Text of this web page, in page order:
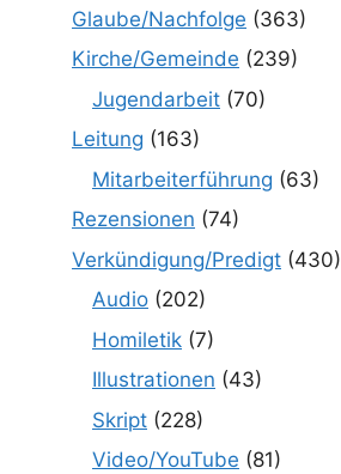
Glaube/Nachfolge (363)
Kirche/Gemeinde (239)
Jugendarbeit (70)
Leitung (163)
Mitarbeiterführung (63)
Rezensionen (74)
Verkündigung/Predigt (430)
Audio (202)
Homiletik (7)
Illustrationen (43)
Skript (228)
Video/YouTube (81)